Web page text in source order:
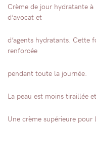
Crème de jour hydratante à
d’avocat et
d’agents hydratants. Cette
renforcée
pendant toute la journée.
La peau est moins tiraillée
Une crème supérieure pour